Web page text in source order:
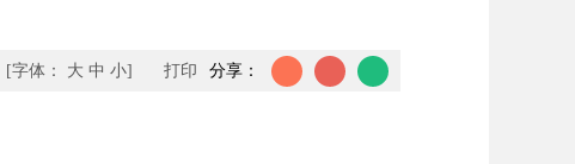
分享：
[字体： 大 中 小] 打印